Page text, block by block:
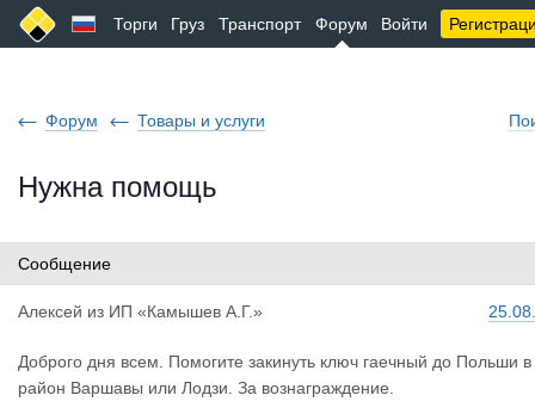
Торги Груз Транспорт Форум Войти
Форум Товары и услуги
Нужна помощь
Сообщение
Алексей из ИП «Камышев А.Г.»
Доброго дня всем. Помогите закинуть ключ гаечный до Польши в
район Варшавы или Лодзи. За вознаграждение.